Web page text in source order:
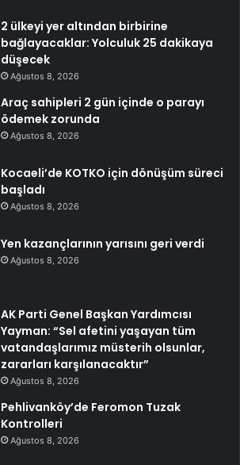
2 ülkeyi yer altından birbirine
bağlayacaklar: Yolculuk 25 dakikaya
düşecek
Ağustos 8, 2026
Araç sahipleri 2 gün içinde o parayı
ödemek zorunda
Ağustos 8, 2026
Kocaeli’de KOTKO için dönüşüm süreci
başladı
Ağustos 8, 2026
Yen kazançlarının yarısını geri verdi
Ağustos 8, 2026
AK Parti Genel Başkan Yardımcısı
Yayman: “Sel afetini yaşayan tüm
vatandaşlarımız müsterih olsunlar,
zararları karşılanacaktır”
Ağustos 8, 2026
Pehlivanköy’de Feromon Tuzak
Kontrolleri
Ağustos 8, 2026